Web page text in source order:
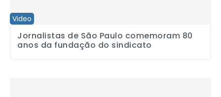
Video
Jornalistas de São Paulo comemoram 80
anos da fundação do sindicato